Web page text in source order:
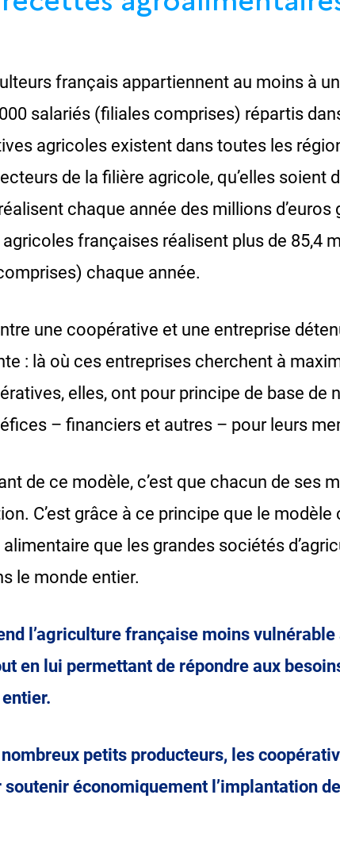
français appartiennent au moins à
salariés (filiales comprises) répartis
agricoles existent dans toutes les
de la filière agricole, qu’elles soient
chaque année des millions d’euros
françaises réalisent plus de 85,4
chaque année.
une coopérative et une entreprise
: là où ces entreprises cherchent à
elles, ont pour principe de base de
– financiers et autres – pour leurs
de ce modèle, c’est que chacun de ses
C’est grâce à ce principe que le
que les grandes sociétés
le monde entier.
l’agriculture française moins
en lui permettant de répondre aux
petits producteurs, les
économiquement l’implantation